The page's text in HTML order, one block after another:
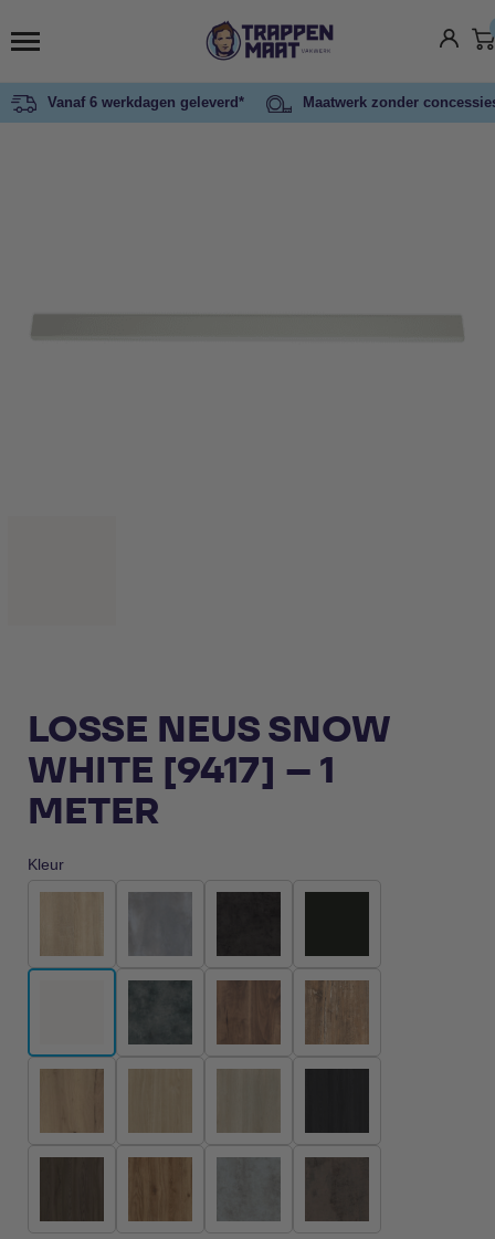
Vanaf 6 werkdagen geleverd* Maatwerk zonder
LOSSE NEUS SNOW
WHITE [9417] – 1
METER
Kleur